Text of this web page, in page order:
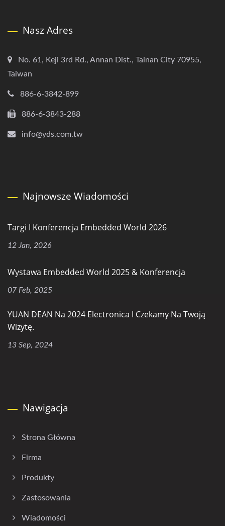
Nasz Adres
No. 61, Keji 3rd Rd., Annan Dist., Tainan City 70955,
Taiwan
886-6-3842-899
886-6-3843-288
info@yds.com.tw
Najnowsze Wiadomości
Targi I Konferencja Embedded World 2026
12 Jan, 2026
Wystawa Embedded World 2025 & Konferencja
07 Feb, 2025
YUAN DEAN Na 2024 Electronica I Czekamy Na Twoją
Wizytę.
13 Sep, 2024
Nawigacja
Strona Główna
Firma
Produkty
Zastosowania
Wiadomości